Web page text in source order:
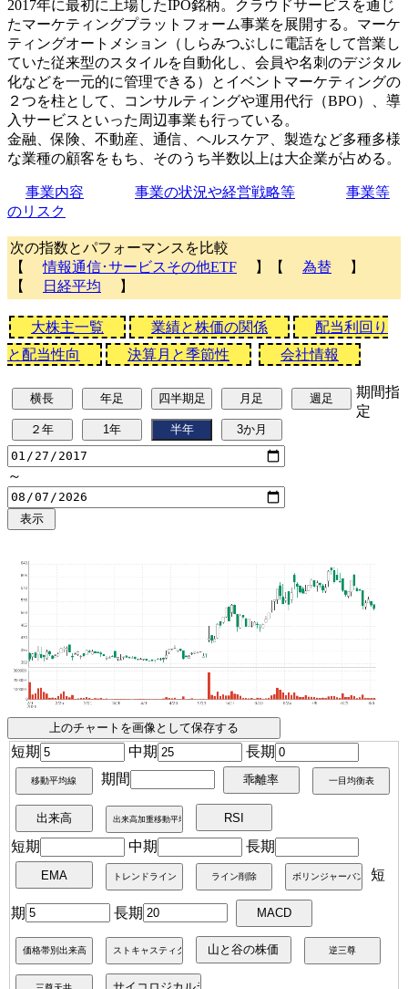
2017年に最初に上場したIPO銘柄。クラウドサービスを通じ
たマーケティングプラットフォーム事業を展開する。マーケ
ティングオートメション（しらみつぶしに電話をして営業し
ていた従来型のスタイルを自動化し、会員や名刺のデジタル
化などを一元的に管理できる）とイベントマーケティングの
２つを柱として、コンサルティングや運用代行（BPO）、導
入サービスといった周辺事業も行っている。
金融、保険、不動産、通信、ヘルスケア、製造など多種多様
な業種の顧客をもち、そのうち半数以上は大企業が占める。
事業内容 事業の状況や経営戦略等
事業等
のリスク
次の指数とパフォーマンスを比較
【
情報通信･サービスその他ETF 】【 為替
】
【
日経平均 】
大株主一覧 業績と株価の関係
配当利回り
と配当性向
決算月と季節性 会社情報
期間指
定
～
短期 中期
長期
期間
短期 中期
長期
短
期 長期